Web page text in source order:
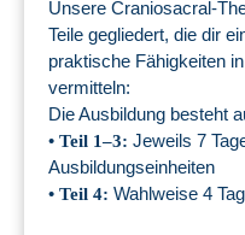
Unsere Craniosacral-
Teile gegliedert, die dir
praktische Fähigkeiten
vermitteln:
Die Ausbildung besteht
• Teil 1–3: Jeweils 7
Ausbildungseinheiten
• Teil 4: Wahlweise 4